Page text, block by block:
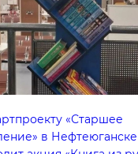
«Старшее
в